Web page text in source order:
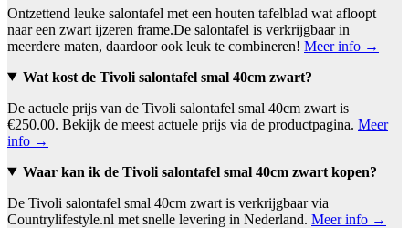
Ontzettend leuke salontafel met een houten tafelblad wat afloopt
naar een zwart ijzeren frame.De salontafel is verkrijgbaar in
meerdere maten, daardoor ook leuk te combineren! Meer info →
Wat kost de Tivoli salontafel smal 40cm zwart?
De actuele prijs van de Tivoli salontafel smal 40cm zwart is
€250.00. Bekijk de meest actuele prijs via de productpagina. Meer
info →
Waar kan ik de Tivoli salontafel smal 40cm zwart kopen?
De Tivoli salontafel smal 40cm zwart is verkrijgbaar via
Countrylifestyle.nl met snelle levering in Nederland. Meer info →